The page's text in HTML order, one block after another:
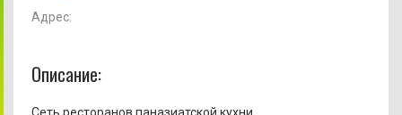
Адрес:
Описание:
Сеть ресторанов паназиатской кухни